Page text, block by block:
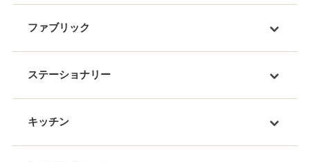
ファブリック
ステーショナリー
キッチン